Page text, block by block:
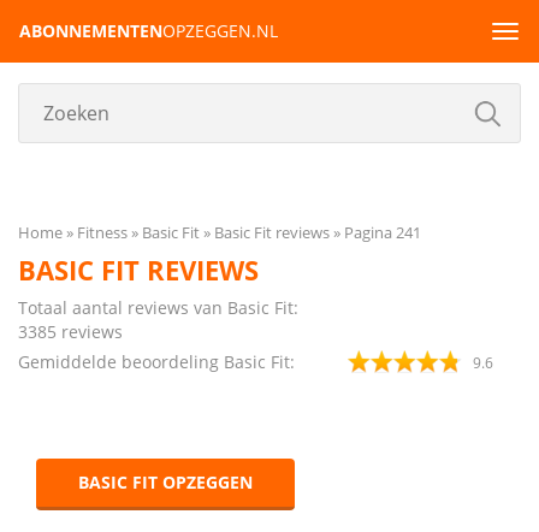
ABONNEMENTENOPZEGGEN.NL
Home Fitness Basic Fit Basic Fit reviews Pagina 241
BASIC FIT REVIEWS
Totaal aantal reviews van Basic Fit:
3385 reviews
Gemiddelde beoordeling Basic Fit:
9.6
BASIC FIT OPZEGGEN